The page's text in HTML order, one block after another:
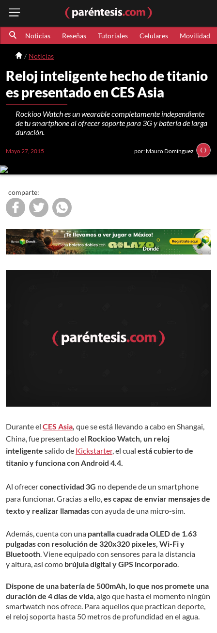
Noticias Reseñas Tutoriales Celulares Movilidad
Noticias
Reloj inteligente hecho de titanio
es presentado en CES Asia
Rockioo Watch es un wearable completamente independiente
de tu smartphone al ofrecer soporte para 3G y batería de larga
duración.
Mayo 27, 2015 por: Mauro Domínguez
comparte:
Durante el CES Asia, que se está llevando a cabo en Shangai,
China, fue presentado el Rockioo Watch, un reloj
inteligente salido de Kickstarter, el cual está cubierto de
titanio y funciona con Android 4.4.
Al ofrecerconectividad 3G no depende de un smartphone
para funcionar. Gracias a ello,es capaz de enviar mensajes de
texto y realizar llamadascon ayuda de una micro-sim.
Además, cuenta con una pantalla cuadrada OLED de 1.63
pulgadas con resolución de 320x320 pixeles, Wi-Fi y
Bluetooth. Viene equipado con sensores para la distancia
y altura, así como brújula digital y GPS incorporado.
Dispone de una batería de 500mAh, lo que nos promete una
duración de 4 días de vida, algo que hasta el momento ningún
smartwatch nos ofrece. Para aquellos que practican deporte,
el reloj soporta hasta 50 metros de profundidad en el agua.